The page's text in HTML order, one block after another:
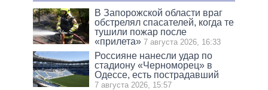
В Запорожской области враг
обстрелял спасателей, когда те
тушили пожар после
«прилета» 7 августа 2026, 16:33
Россияне нанесли удар по
стадиону «Черноморец» в
Одессе, есть пострадавший
7 августа 2026, 15:57